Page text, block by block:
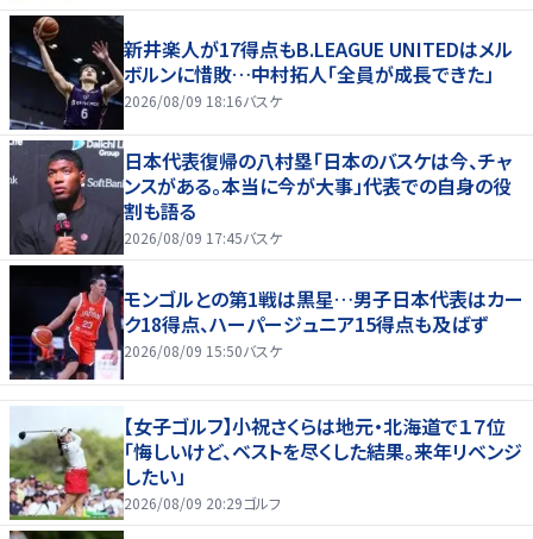
新井楽人が17得点もB.LEAGUE UNITEDはメル
ボルンに惜敗…中村拓人「全員が成長できた」
2026/08/09 18:16バスケ
日本代表復帰の八村塁「日本のバスケは今、チャ
ンスがある。本当に今が大事」代表での自身の役
割も語る
2026/08/09 17:45バスケ
モンゴルとの第1戦は黒星…男子日本代表はカー
ク18得点、ハーパージュニア15得点も及ばず
2026/08/09 15:50バスケ
【女子ゴルフ】小祝さくらは地元・北海道で１７位
「悔しいけど、ベストを尽くした結果。来年リベンジ
したい」
2026/08/09 20:29ゴルフ